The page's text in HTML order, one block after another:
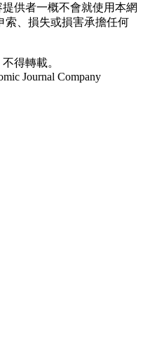
供者一概不會就使用本網
索、損失或損害承擔任何
得轉載。
Journal Company